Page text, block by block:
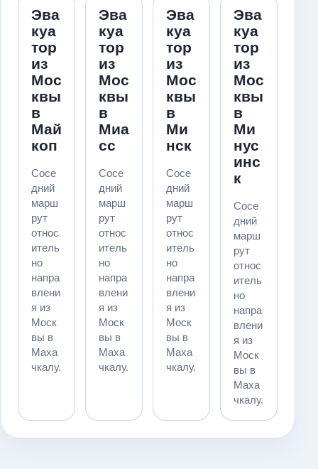
Эва
куа
тор
из
Мос
квы
в
Май
коп
Сосе
дний
марш
рут
относ
итель
но
напра
влени
я из
Моск
вы в
Маха
чкалу.
Эва
куа
тор
из
Мос
квы
в
Миа
сс
Сосе
дний
марш
рут
относ
итель
но
напра
влени
я из
Моск
вы в
Маха
чкалу.
Эва
куа
тор
из
Мос
квы
в
Ми
нск
Сосе
дний
марш
рут
относ
итель
но
напра
влени
я из
Моск
вы в
Маха
чкалу.
Эва
куа
тор
из
Мос
квы
в
Ми
нус
инс
к
Сосе
дний
марш
рут
относ
итель
но
напра
влени
я из
Моск
вы в
Маха
чкалу.